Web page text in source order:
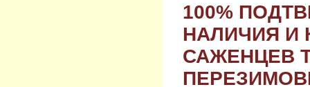
100%
НАЛИЧИЯ И
САЖЕНЦЕВ